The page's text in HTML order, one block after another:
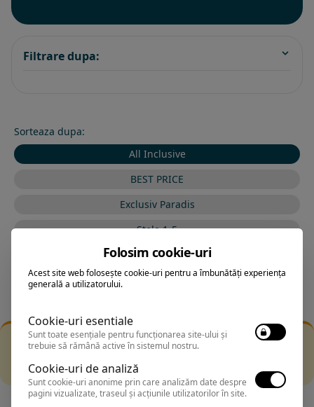
Filtrare dupa:
Sorteaza dupa:
All Inclusive
BEST PRICE
Exclusiv Paradis
Stele 1-5
Stele 5-1
Filtrarea nu a returnat niciun rezultat
alte fitre.
Folosim cookie-uri
Acest site web folosește cookie-uri pentru a îmbunătăți experiența
generală a utilizatorului.
Cookie-uri esentiale
Sunt toate esențiale pentru funcționarea site-ului și
trebuie să rămână active în sistemul nostru.
Cookie-uri de analiză
Sunt cookie-uri anonime prin care analizăm date despre
pagini vizualizate, traseul și acțiunile utilizatorilor în site.